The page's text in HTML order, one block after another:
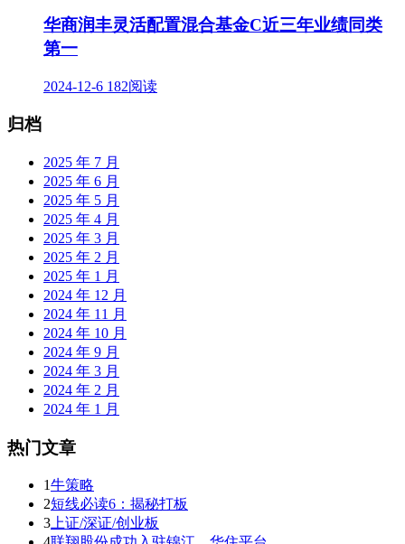
华商润丰灵活配置混合基金C近三年业绩同类
第一
2024-12-6 182阅读
归档
2025 年 7 月
2025 年 6 月
2025 年 5 月
2025 年 4 月
2025 年 3 月
2025 年 2 月
2025 年 1 月
2024 年 12 月
2024 年 11 月
2024 年 10 月
2024 年 9 月
2024 年 3 月
2024 年 2 月
2024 年 1 月
热门文章
1牛策略
2短线必读6：揭秘打板
3 上证/深证/创业板